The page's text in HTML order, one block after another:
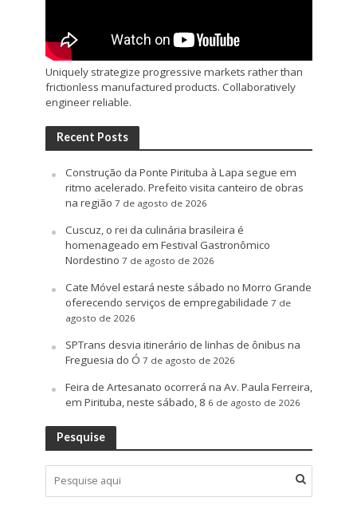
Uniquely strategize progressive markets rather than
frictionless manufactured products. Collaboratively
engineer reliable.
Recent Posts
Construção da Ponte Pirituba à Lapa segue em
ritmo acelerado. Prefeito visita canteiro de obras
na região 7 de agosto de 2026
Cuscuz, o rei da culinária brasileira é
homenageado em Festival Gastronômico
Nordestino 7 de agosto de 2026
Cate Móvel estará neste sábado no Morro Grande
oferecendo serviços de empregabilidade 7 de
agosto de 2026
SPTrans desvia itinerário de linhas de ônibus na
Freguesia do Ó 7 de agosto de 2026
Feira de Artesanato ocorrerá na Av. Paula Ferreira,
em Pirituba, neste sábado, 8 6 de agosto de 2026
Pesquise